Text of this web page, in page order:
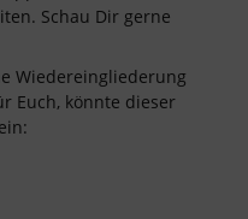
Schau Dir gerne
Wiedereingliederung
Euch, könnte dieser